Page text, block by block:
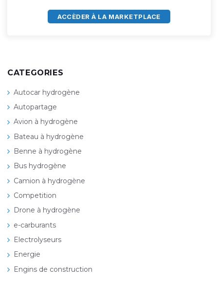
ACCÈDER À LA MARKETPLACE
CATEGORIES
Autocar hydrogène
Autopartage
Avion à hydrogène
Bateau à hydrogène
Benne à hydrogène
Bus hydrogène
Camion à hydrogène
Competition
Drone à hydrogène
e-carburants
Electrolyseurs
Energie
Engins de construction